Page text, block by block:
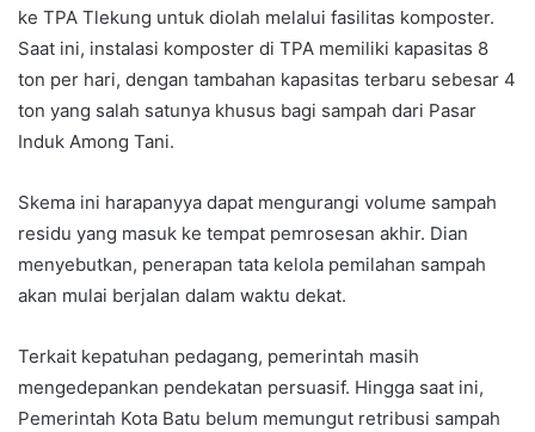
ke TPA Tlekung untuk diolah melalui fasilitas komposter.
Saat ini, instalasi komposter di TPA memiliki kapasitas 8
ton per hari, dengan tambahan kapasitas terbaru sebesar 4
ton yang salah satunya khusus bagi sampah dari Pasar
Induk Among Tani.
Skema ini harapanyya dapat mengurangi volume sampah
residu yang masuk ke tempat pemrosesan akhir. Dian
menyebutkan, penerapan tata kelola pemilahan sampah
akan mulai berjalan dalam waktu dekat.
Terkait kepatuhan pedagang, pemerintah masih
mengedepankan pendekatan persuasif. Hingga saat ini,
Pemerintah Kota Batu belum memungut retribusi sampah